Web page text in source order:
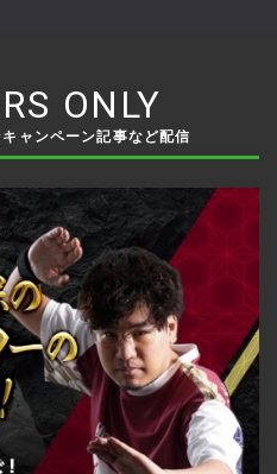
ONLY
ャンペーン記事など配信